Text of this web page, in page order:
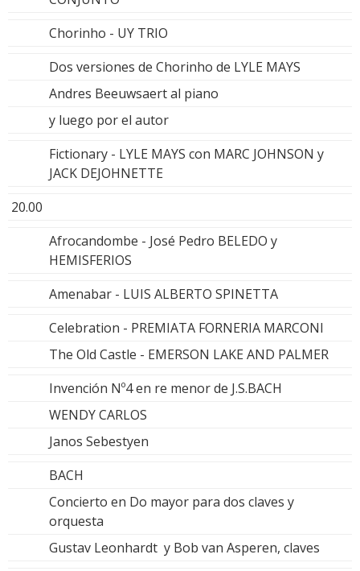
Chorinho - UY TRIO
Dos versiones de Chorinho de LYLE MAYS
Andres Beeuwsaert al piano
y luego por el autor
Fictionary - LYLE MAYS con MARC JOHNSON y
JACK DEJOHNETTE
20.00
Afrocandombe - José Pedro BELEDO y
HEMISFERIOS
Amenabar - LUIS ALBERTO SPINETTA
Celebration - PREMIATA FORNERIA MARCONI
The Old Castle - EMERSON LAKE AND PALMER
Invención Nº4 en re menor de J.S.BACH
WENDY CARLOS
Janos Sebestyen
BACH
Concierto en Do mayor para dos claves y
orquesta
Gustav Leonhardt y Bob van Asperen, claves